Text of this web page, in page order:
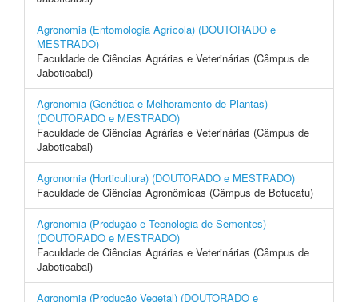
Agronomia (Entomologia Agrícola) (DOUTORADO e
MESTRADO)
Faculdade de Ciências Agrárias e Veterinárias (Câmpus de
Jaboticabal)
Agronomia (Genética e Melhoramento de Plantas)
(DOUTORADO e MESTRADO)
Faculdade de Ciências Agrárias e Veterinárias (Câmpus de
Jaboticabal)
Agronomia (Horticultura) (DOUTORADO e MESTRADO)
Faculdade de Ciências Agronômicas (Câmpus de Botucatu)
Agronomia (Produção e Tecnologia de Sementes)
(DOUTORADO e MESTRADO)
Faculdade de Ciências Agrárias e Veterinárias (Câmpus de
Jaboticabal)
Agronomia (Produção Vegetal) (DOUTORADO e